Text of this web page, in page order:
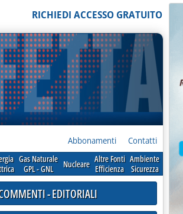
RICHIEDI ACCESSO GRATUITO
Abbonamenti Contatti
Gas Naturale
GPL - GNL
Nucleare Altre Fonti
Efficienza
Ambiente
Sicurezza
- EDITORIALI